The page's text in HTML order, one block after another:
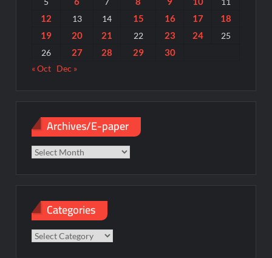
12 13 14 15 16 17
18
19
20 21 22 23 24
25
26
27 28 29 30
« Oct Dec »
Archives/E-paper
Categories
Categories